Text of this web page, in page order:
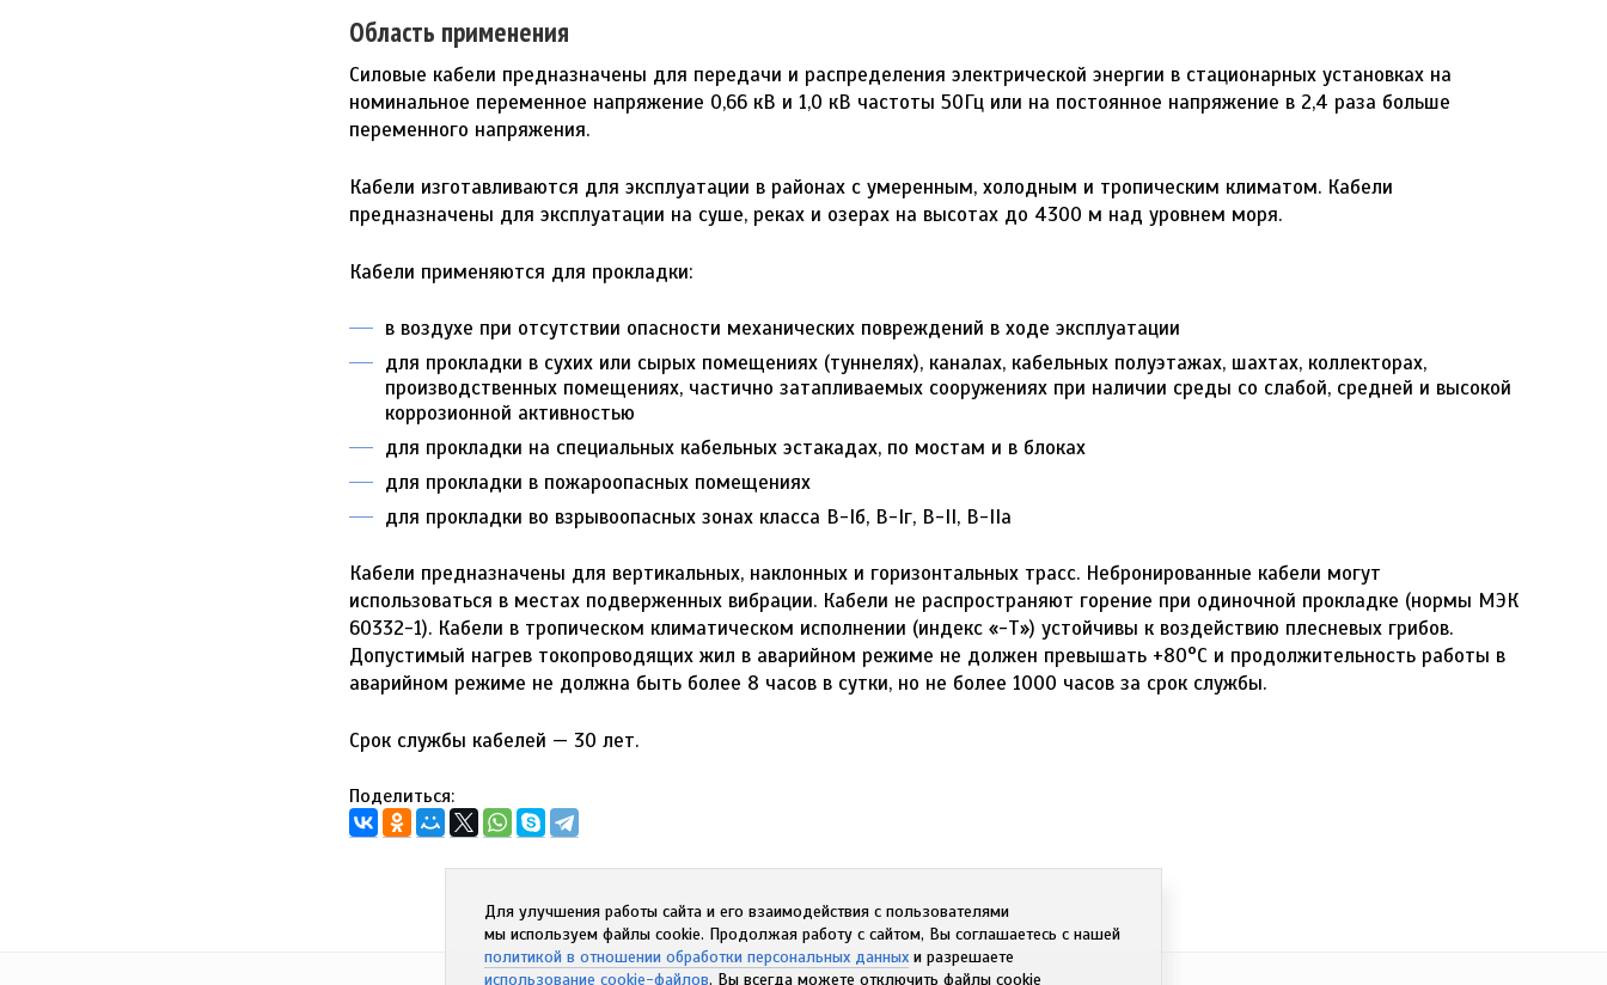
Область применения
Силовые кабели предназначены для передачи и распределения электрической энергии в стационарных установках на
номинальное переменное напряжение 0,66 кВ и 1,0 кВ частоты 50Гц или на постоянное напряжение в 2,4 раза больше
переменного напряжения.
Кабели изготавливаются для эксплуатации в районах с умеренным, холодным и тропическим климатом. Кабели
предназначены для эксплуатации на суше, реках и озерах на высотах до 4300 м над уровнем моря.
Кабели применяются для прокладки:
в воздухе при отсутствии опасности механических повреждений в ходе эксплуатации
для прокладки в сухих или сырых помещениях (туннелях), каналах, кабельных полуэтажах, шахтах, коллекторах,
производственных помещениях, частично затапливаемых сооружениях при наличии среды со слабой, средней и высокой
коррозионной активностью
для прокладки на специальных кабельных эстакадах, по мостам и в блоках
для прокладки в пожароопасных помещениях
для прокладки во взрывоопасных зонах класса B-Iб, B-Iг, В-II, В-IIа
Кабели предназначены для вертикальных, наклонных и горизонтальных трасс. Небронированные кабели могут
использоваться в местах подверженных вибрации. Кабели не распространяют горение при одиночной прокладке (нормы МЭК
60332-1). Кабели в тропическом климатическом исполнении (индекс «-Т») устойчивы к воздействию плесневых грибов.
Допустимый нагрев токопроводящих жил в аварийном режиме не должен превышать +80°С и продолжительность работы в
аварийном режиме не должна быть более 8 часов в сутки, но не более 1000 часов за срок службы.
Срок службы кабелей — 30 лет.
Поделиться:
Для улучшения работы сайта и его взаимодействия с пользователями
мы используем файлы cookie. Продолжая работу с сайтом, Вы соглашаетесь с нашей
политикой в отношении обработки персональных данных и разрешаете
использование cookie-файлов. Вы всегда можете отключить файлы cookie